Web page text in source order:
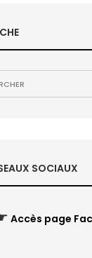
SOCIAUX
Accès page